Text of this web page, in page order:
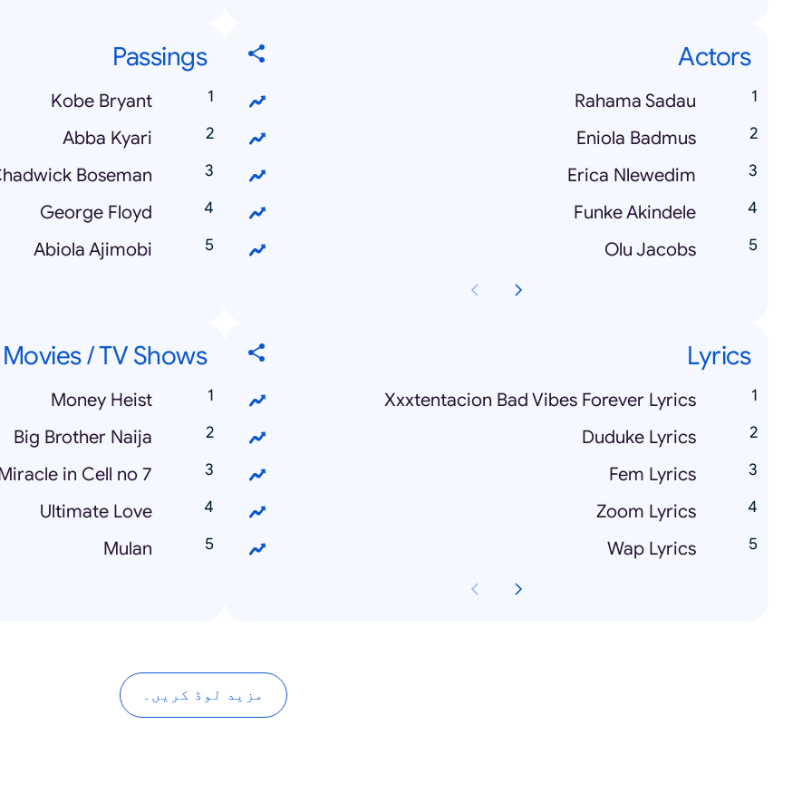
Actors
Rahama Sadau
Eniola Badmus
Erica Nlewedim
Funke Akindele
Olu Jacobs
Passings
Kobe Bryant
Abba Kyari
Boseman
George Floyd
Abiola Ajimobi
Lyrics
Xxxtentacion Bad Vibes Forever Lyrics
Duduke Lyrics
Fem Lyrics
Zoom Lyrics
Wap Lyrics
Movies / TV Shows
Money Heist
Big Brother Naija
in Cell no 7
Ultimate Love
Mulan
مزید لوڈ کریں۔